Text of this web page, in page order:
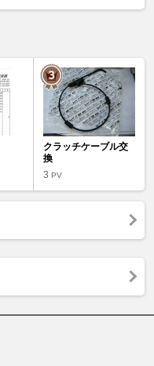
クラッチケーブル交
換
3 PV